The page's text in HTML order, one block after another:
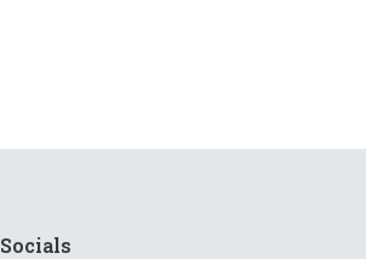
Socials